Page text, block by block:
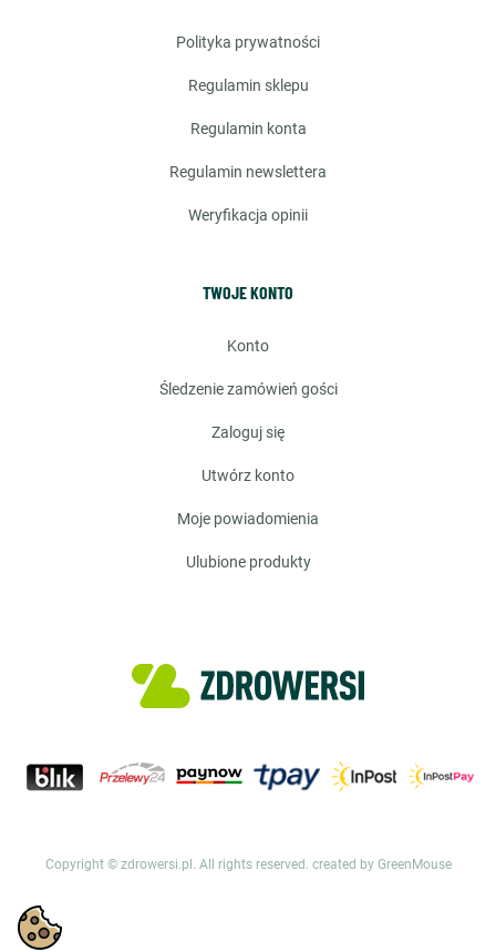
polityka prywatności
regulamin sklepu
regulamin konta
regulamin newslettera
weryfikacja opinii
TWOJE KONTO
konto
śledzenie zamówień gości
zaloguj się
utwórz konto
moje powiadomienia
ulubione produkty
Copyright © zdrowersi.pl. All rights reserved. created by GreenMouse